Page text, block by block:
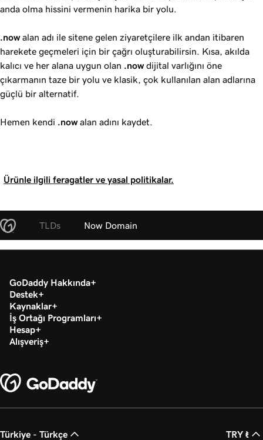
anda olma hissini vermenin harika bir yolu.
.nowalan adı ile sitene gelen ziyaretçilere ilk andan itibaren
harekete geçmeleri için bir çağrı oluşturabilirsin. Kısa, akılda
kalıcı ve her alana uygun olan .nowdijital varlığını öne
çıkarmanın taze bir yolu ve klasik, çok kullanılan alan adlarına
güçlü bir alternatif.
Hemen kendi .nowalan adını kaydet.
Ürünle ilgili feragatler ve yasal politikalar.
TLDs Now Domain
GoDaddy Hakkında
Destek
Kaynaklar
İş Ortağı Programları
Hesap
Alışveriş
Türkiye - Türkçe TRY ₺